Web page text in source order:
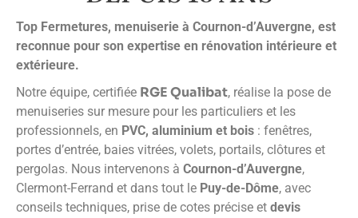
Top Fermetures, menuiserie à Cournon-d’Auvergne, est
reconnue pour son expertise en rénovation intérieure et
extérieure.
Notre équipe, certifiée RGE Qualibat, réalise la pose de
menuiseries sur mesure pour les particuliers et les
professionnels, en PVC, aluminium et bois : fenêtres,
portes d’entrée, baies vitrées, volets, portails, clôtures et
pergolas. Nous intervenons à Cournon-d’Auvergne,
Clermont-Ferrand et dans tout le Puy-de-Dôme, avec
conseils techniques, prise de cotes précise et devis